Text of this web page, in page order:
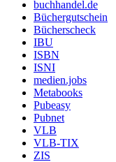
buchhandel.de
Büchergutschein
Bücherscheck
IBU
ISBN
ISNI
medien.jobs
Metabooks
Pubeasy
Pubnet
VLB
VLB-TIX
ZIS